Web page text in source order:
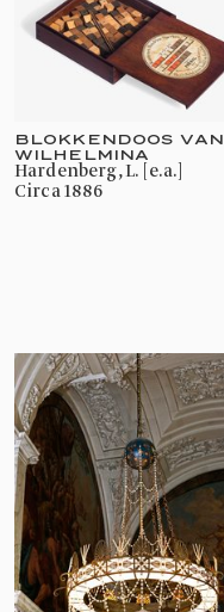
BLOKKENDOOS VAN
WILHELMINA
Hardenberg, L. [e.a.]
circa 1886